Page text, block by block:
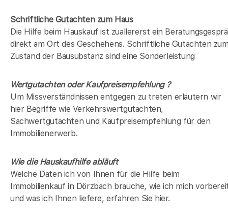
Schriftliche Gutachten zum Haus
Die Hilfe beim Hauskauf ist zuallererst ein
direkt am Ort des Geschehens. Schriftliche Gutachten
Zustand der Bausubstanz sind eine Sonderleistung
Wertgutachten oder Kaufpreisempfehlung ?
Um Missverständnissen entgegen zu treten erläutern wir
hier Begriffe wie Verkehrswertgutachten,
Sachwertgutachten und Kaufpreisempfehlung für den
Immobilienerwerb.
Wie die Hauskaufhilfe abläuft
Welche Daten ich von Ihnen für die Hilfe beim
Immobilienkauf in Dörzbach brauche, wie ich mich
und was ich Ihnen liefere, erfahren Sie hier.